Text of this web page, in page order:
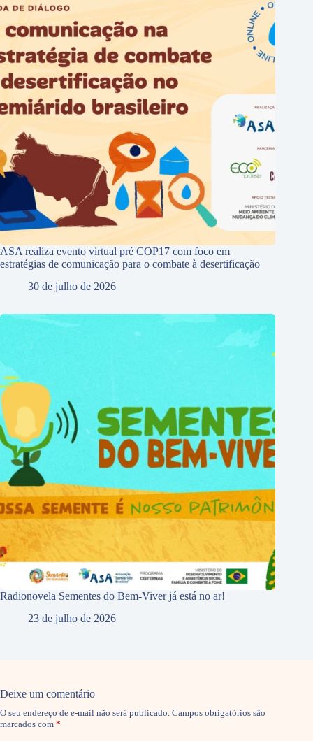
ASA realiza evento virtual pré COP17 com foco em
estratégias de comunicação para o combate à desertificação
30 de julho de 2026
Radionovela Sementes do Bem-Viver já está no ar!
23 de julho de 2026
Deixe um comentário
O seu endereço de e-mail não será publicado. Campos obrigatórios são
marcados com *